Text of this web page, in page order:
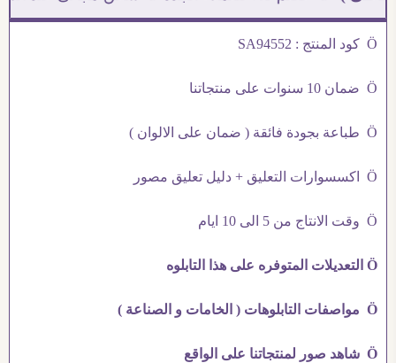
Ö كود المنتج : SA94552
Ö ضمان 10 سنوات على منتجاتنا
Ö طباعة بجودة فائقة ( ضمان على الالوان )
Ö اكسسوارات التعليق + دليل تعليق مصور
Ö وقت الانتاج من 5 الى 10 ايام
Ö التعديلات المتوفره على هذا التابلوه
Ö مواصفات التابلوهات ( الخامات و الصناعة )
Ö شاهد صور لمنتجاتنا على الواقع